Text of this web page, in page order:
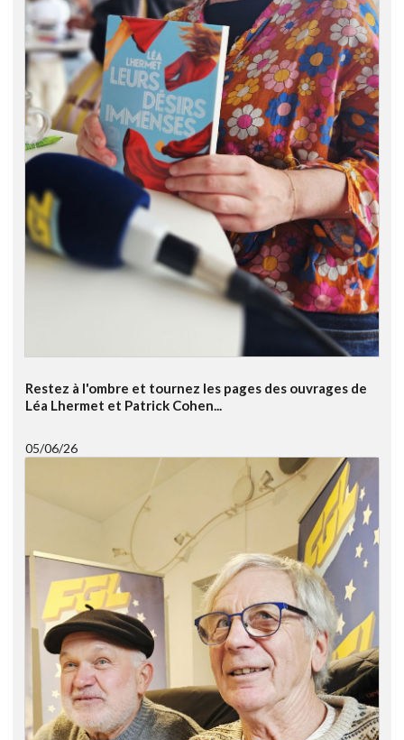
Restez à l'ombre et tournez les pages des ouvrages de
Léa Lhermet et Patrick Cohen...
05/06/26